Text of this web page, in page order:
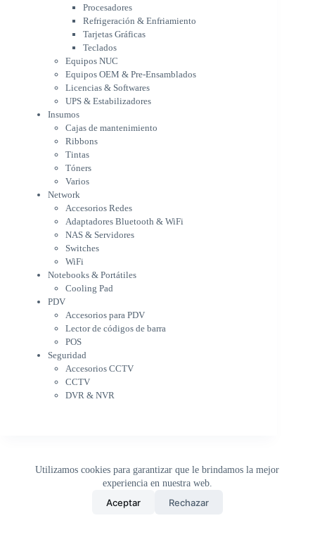
Utilizamos cookies para garantizar que le brindamos la mejor
experiencia en nuestra web.
Aceptar Rechazar
Equipos OEM & Pre-Ensamblados
Licencias & Softwares
UPS & Estabilizadores
Insumos
Cajas de mantenimiento
Ribbons
Tintas
Tóners
Varios
Network
Accesorios Redes
Adaptadores Bluetooth & WiFi
Switches
WiFi
Notebooks & Portátiles
Cargador para notebook
Cooling Pad
PDV
Accesorios para PDV
Lector de códigos de barra
POS
Seguridad
Accesorios CCTV
CCTV
DVR & NVR
Sin categorizar
Procesadores
Refrigeración & Enfriamiento
Tarjetas Gráficas
Teclados
Equipos NUC
Equipos OEM & Pre-Ensamblados
Licencias & Softwares
UPS & Estabilizadores
Insumos
Cajas de mantenimiento
Ribbons
Tintas
Tóners
Varios
Network
Accesorios Redes
Adaptadores Bluetooth & WiFi
NAS & Servidores
Switches
WiFi
Notebooks & Portátiles
Cooling Pad
PDV
Accesorios para PDV
Lector de códigos de barra
POS
Seguridad
Accesorios CCTV
CCTV
DVR & NVR